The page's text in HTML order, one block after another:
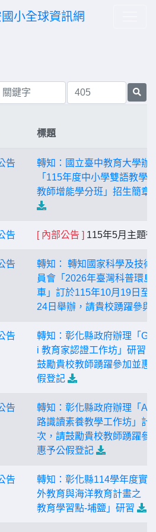
小全球資訊網
標題
告
轉知：國立臺中教育大學辦
「115年度中小學雙語教學
教師增能學分班」招生簡章
告 [ 內部公告 ] 115年5月主題
告
轉知： 轉知國家科學及技術
員會「2026年臺灣科普環島
車」訂於115年10月19日至
24日舉辦，請貴校踴躍參與
告
轉知：彰化縣政府辦理「
i 教育家認證工作坊」研習
鼓勵貴校教師踴躍參加並惠
假登記
告
轉知：彰化縣政府辦理「AI
路識讀素養教學工作坊」計
次，請鼓勵貴校教師踴躍參
惠予公假登記
告
轉知：彰化縣114學年度實
外教育與海洋教育計畫之「
教育學習點-埔鹽」研習